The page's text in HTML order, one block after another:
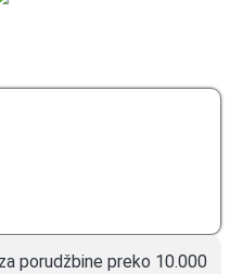
porudžbine preko 10.000